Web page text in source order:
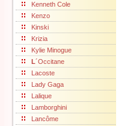
Kenneth Cole
Kenzo
Kinski
Krizia
Kylie Minogue
L´Occitane
Lacoste
Lady Gaga
Lalique
Lamborghini
Lancôme